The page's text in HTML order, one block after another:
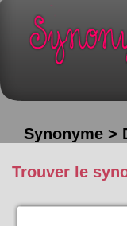
Synonyme >
Trouver le